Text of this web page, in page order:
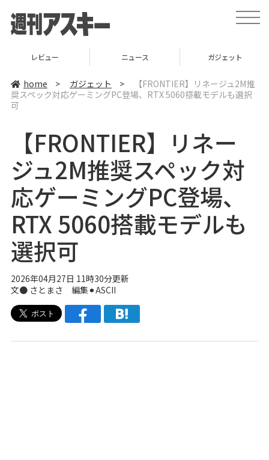
t
o
a
v
i
ニュース ガジェット ゲーム
home > ガジェット >
【FRONTIER】リネージュ2M推
奨スペック対応ゲーミングPC登場、RTX 5060搭載モデルも選択
可
【FRONTIER】リネー
ジュ2M推奨スペック対
応ゲーミングPC登場、
RTX 5060搭載モデルも
選択可
2026年04月27日 11時30分更新
文● さとまさ 編集⚫︎ASCII